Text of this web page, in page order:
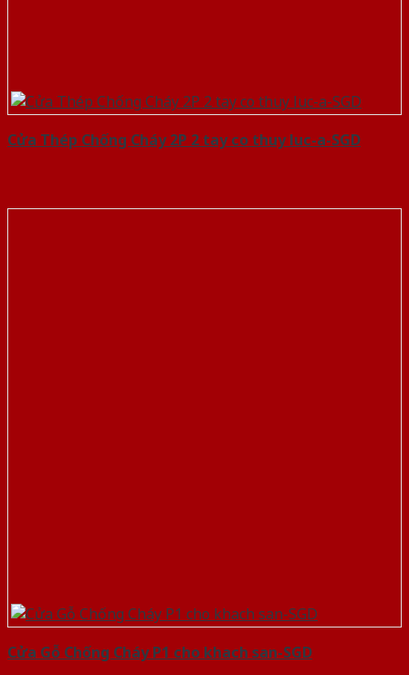
Cửa Thép Chống Cháy 2P 2 tay co thuy luc-a-SGD
Cửa Gỗ Chống Cháy P1 cho khach san-SGD